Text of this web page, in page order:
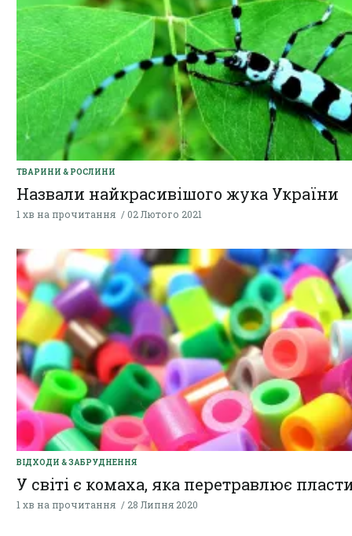
ТВАРИНИ & РОСЛИНИ
Назвали найкрасивішого жука України
1 хв на прочитання 02 Лютого 2021
ВІДХОДИ & ЗАБРУДНЕННЯ
У світі є комаха, яка перетравлює
1 хв на прочитання 28 Липня 2020